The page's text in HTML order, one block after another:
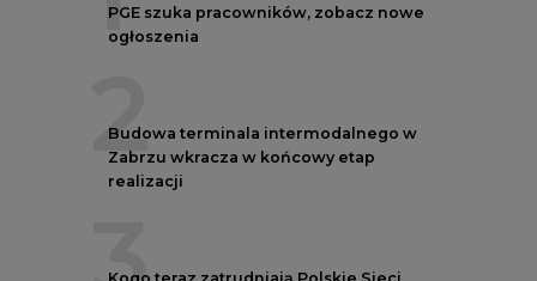
PGE szuka pracowników, zobacz nowe
ogłoszenia
2
Budowa terminala intermodalnego w
Zabrzu wkracza w końcowy etap
realizacji
Kogo teraz zatrudniają Polskie Sieci